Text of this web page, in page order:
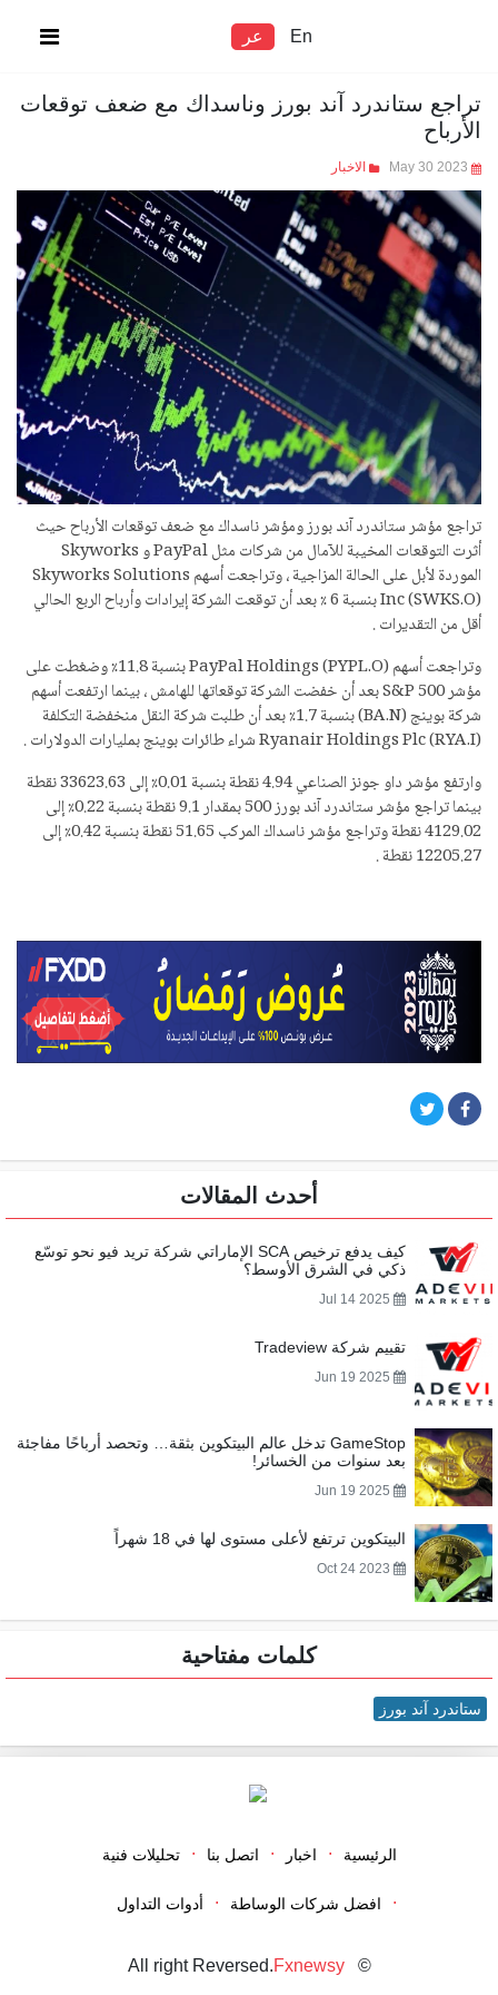
En عر
تراجع ستاندرد آند بورز وناسداك مع ضعف توقعات
الأرباح
الاخبار
تراجع مؤشر ستاندرد آند بورز ومؤشر ناسداك مع ضعف توقعات الأرباح حيث
أثرت التوقعات المخيبة للآمال من شركات مثل PayPal و Skyworks
الموردة لأبل على الحالة المزاجية ، وتراجعت أسهم Skyworks Solutions
Inc (SWKS.O) بنسبة 6 ٪ بعد أن توقعت الشركة إيرادات وأرباح الربع الحالي
أقل من التقديرات .
وتراجعت أسهم PayPal Holdings (PYPL.O) بنسبة 11.8٪ وضغطت على
مؤشر S&P 500 بعد أن خفضت الشركة توقعاتها للهامش ، بينما ارتفعت أسهم
شركة بوينج (BA.N) بنسبة 1.7٪ بعد أن طلبت شركة النقل منخفضة التكلفة
Ryanair Holdings Plc (RYA.I) شراء طائرات بوينج بمليارات الدولارات .
وارتفع مؤشر داو جونز الصناعي 4.94 نقطة بنسبة 0.01٪ إلى 33623.63 نقطة
بينما تراجع مؤشر ستاندرد آند بورز 500 بمقدار 9.1 نقطة بنسبة 0.22٪ إلى
4129.02 نقطة وتراجع مؤشر ناسداك المركب 51.65 نقطة بنسبة 0.42٪ إلى
12205.27 نقطة .
أحدث المقالات
كيف يدفع ترخيص SCA الإماراتي شركة تريد فيو نحو توسّع
ذكي في الشرق الأوسط؟
تقييم شركة Tradeview
GameStop تدخل عالم البيتكوين بثقة… وتحصد أرباحًا مفاجئة
بعد سنوات من الخسائر!
البيتكوين ترتفع لأعلى مستوى لها في 18 شهراً
كلمات مفتاحية
ستاندرد آند بورز
الرئيسية اخبار اتصل بنا تحليلات فنية
افضل شركات الوساطة أدوات التداول
© All right Reversed.
Fxnewsy